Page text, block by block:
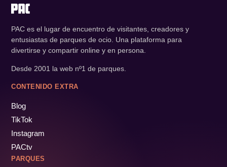
PAC es el lugar de encuentro de visitantes, creadores y
entusiastas de parques de ocio. Una plataforma para
divertirse y compartir online y en persona.
Desde 2001 la web nº1 de parques.
CONTENIDO EXTRA
Blog
TikTok
Instagram
PACtv
PARQUES